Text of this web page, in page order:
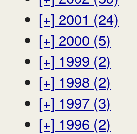
[+] 2001 (24)
[+] 2000 (5)
[+] 1999 (2)
[+] 1998 (2)
[+] 1997 (3)
[+] 1996 (2)